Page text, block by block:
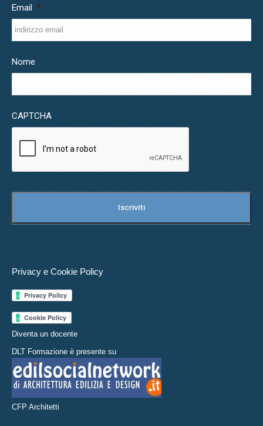
Email *
Nome
CAPTCHA
Privacy e Cookie Policy
Diventa un docente
DLT Formazione è presente su
CFP Architetti